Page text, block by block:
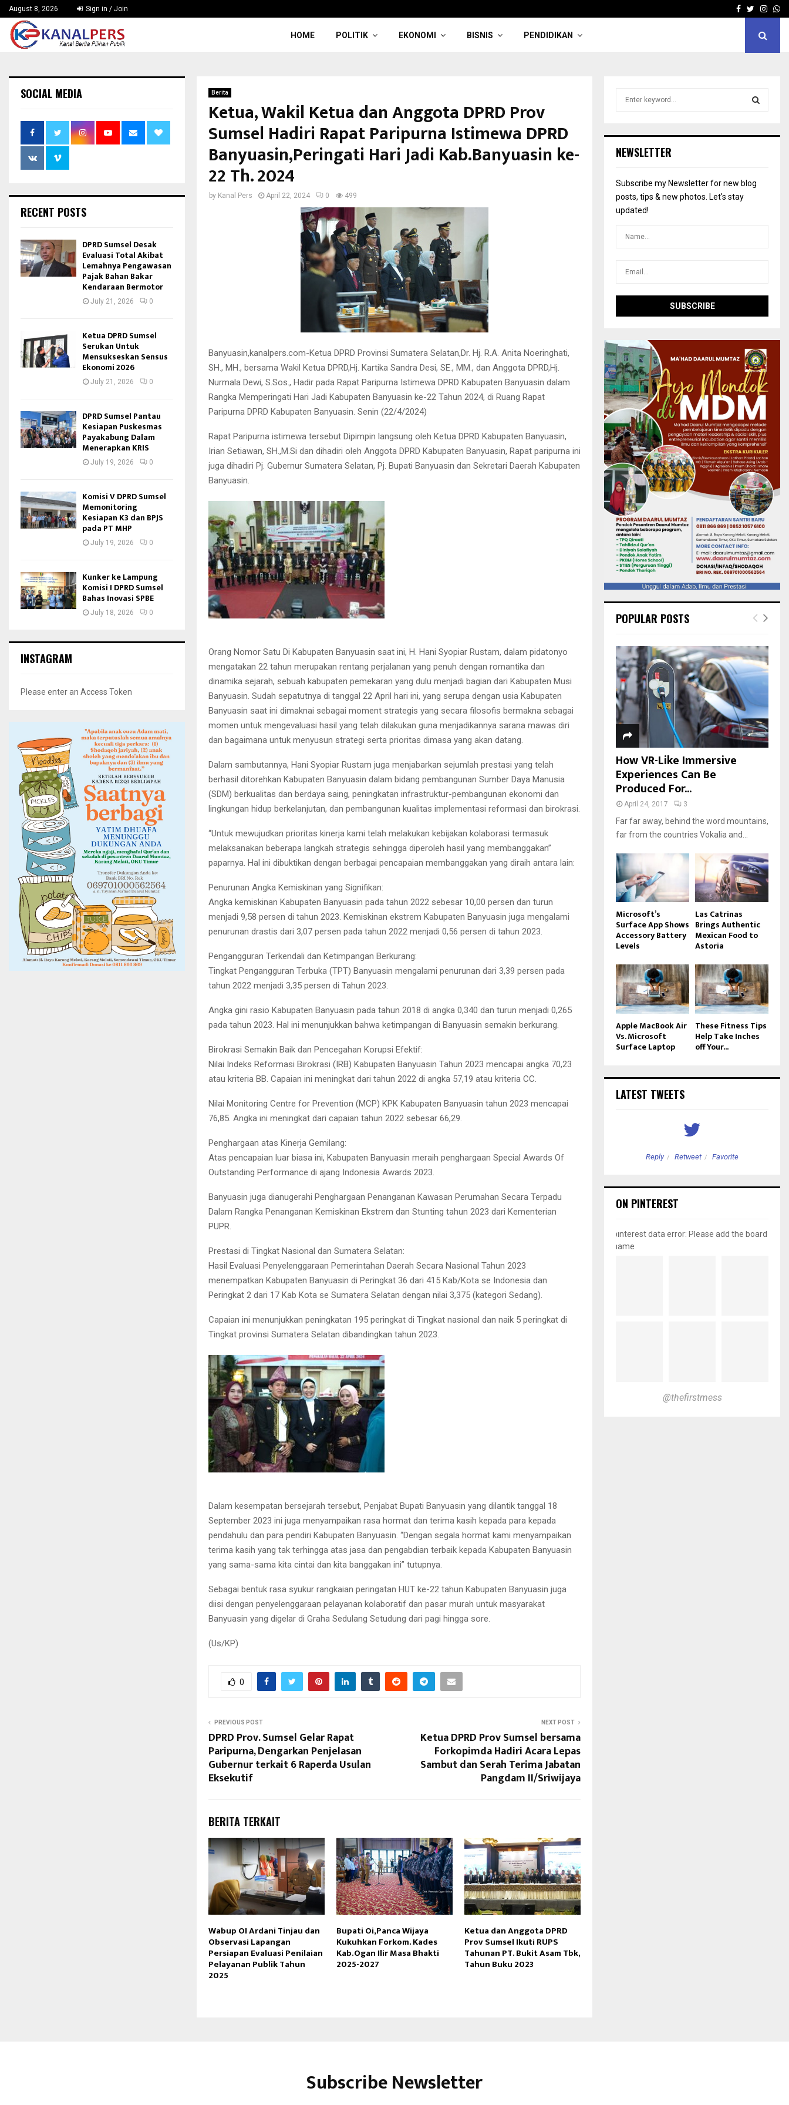
August 8, 2026 Sign in / Join Facebook
Twitter
HOME POLITIK EKONOMI BISNIS PENDIDIKAN
Berita
Ketua, Wakil Ketua dan Anggota DPRD Prov
Sumsel Hadiri Rapat Paripurna Istimewa DPRD
Banyuasin,Peringati Hari Jadi Kab.Banyuasin ke-
22 Th. 2024
by Kanal Pers April 22, 2024 0 499
Banyuasin,kanalpers.com-Ketua DPRD Provinsi Sumatera Selatan,Dr. Hj. R.A. Anita Noeringhati,
SH., MH., bersama Wakil Ketua DPRD,Hj. Kartika Sandra Desi, SE., MM., dan Anggota DPRD,Hj.
Nurmala Dewi, S.Sos., Hadir pada Rapat Paripurna Istimewa DPRD Kabupaten Banyuasin dalam
Rangka Memperingati Hari Jadi Kabupaten Banyuasin ke-22 Tahun 2024, di Ruang Rapat
Paripurna DPRD Kabupaten Banyuasin. Senin (22/4/2024)
Rapat Paripurna istimewa tersebut Dipimpin langsung oleh Ketua DPRD Kabupaten Banyuasin,
Irian Setiawan, SH.,M.Si dan dihadiri oleh Anggota DPRD Kabupaten Banyuasin, Rapat paripurna ini
juga dihadiri Pj. Gubernur Sumatera Selatan, Pj. Bupati Banyuasin dan Sekretari Daerah Kabupaten
Banyuasin.
Orang Nomor Satu Di Kabupaten Banyuasin saat ini, H. Hani Syopiar Rustam, dalam pidatonyo
mengatakan 22 tahun merupakan rentang perjalanan yang penuh dengan romantika dan
dinamika sejarah, sebuah kabupaten pemekaran yang dulu menjadi bagian dari Kabupaten Musi
Banyuasin. Sudah sepatutnya di tanggal 22 April hari ini, yang serupa dengan usia Kabupaten
Banyuasin saat ini dimaknai sebagai moment strategis yang secara filosofis bermakna sebagai
momen untuk mengevaluasi hasil yang telah dilakukan guna menjadikannya sarana mawas diri
dan bagaimana untuk menyusun strategi serta prioritas dimasa yang akan datang.
Dalam sambutannya, Hani Syopiar Rustam juga menjabarkan sejumlah prestasi yang telah
berhasil ditorehkan Kabupaten Banyuasin dalam bidang pembangunan Sumber Daya Manusia
(SDM) berkualitas dan berdaya saing, peningkatan infrastruktur-pembangunan ekonomi dan
lingkungan hidup berkelanjutan, dan pembangunan kualitas implementasi reformasi dan birokrasi.
“Untuk mewujudkan prioritas kinerja kami telah melakukan kebijakan kolaborasi termasuk
melaksanakan beberapa langkah strategis sehingga diperoleh hasil yang membanggakan”
paparnya. Hal ini dibuktikan dengan berbagai pencapaian membanggakan yang diraih antara lain:
Penurunan Angka Kemiskinan yang Signifikan:
Angka kemiskinan Kabupaten Banyuasin pada tahun 2022 sebesar 10,00 persen dan turun
menjadi 9,58 persen di tahun 2023. Kemiskinan ekstrem Kabupaten Banyuasin juga mengalami
penurunan drastis dari 3,07 persen pada tahun 2022 menjadi 0,56 persen di tahun 2023.
Pengangguran Terkendali dan Ketimpangan Berkurang:
Tingkat Pengangguran Terbuka (TPT) Banyuasin mengalami penurunan dari 3,39 persen pada
tahun 2022 menjadi 3,35 persen di Tahun 2023.
Angka gini rasio Kabupaten Banyuasin pada tahun 2018 di angka 0,340 dan turun menjadi 0,265
pada tahun 2023. Hal ini menunjukkan bahwa ketimpangan di Banyuasin semakin berkurang.
Birokrasi Semakin Baik dan Pencegahan Korupsi Efektif:
Nilai Indeks Reformasi Birokrasi (IRB) Kabupaten Banyuasin Tahun 2023 mencapai angka 70,23
atau kriteria BB. Capaian ini meningkat dari tahun 2022 di angka 57,19 atau kriteria CC.
Nilai Monitoring Centre for Prevention (MCP) KPK Kabupaten Banyuasin tahun 2023 mencapai
76,85. Angka ini meningkat dari capaian tahun 2022 sebesar 66,29.
Penghargaan atas Kinerja Gemilang:
Atas pencapaian luar biasa ini, Kabupaten Banyuasin meraih penghargaan Special Awards Of
Outstanding Performance di ajang Indonesia Awards 2023.
Banyuasin juga dianugerahi Penghargaan Penanganan Kawasan Perumahan Secara Terpadu
Dalam Rangka Penanganan Kemiskinan Ekstrem dan Stunting tahun 2023 dari Kementerian
PUPR.
Prestasi di Tingkat Nasional dan Sumatera Selatan:
Hasil Evaluasi Penyelenggaraan Pemerintahan Daerah Secara Nasional Tahun 2023
menempatkan Kabupaten Banyuasin di Peringkat 36 dari 415 Kab/Kota se Indonesia dan
Peringkat 2 dari 17 Kab Kota se Sumatera Selatan dengan nilai 3,375 (kategori Sedang).
Capaian ini menunjukkan peningkatan 195 peringkat di Tingkat nasional dan naik 5 peringkat di
Tingkat provinsi Sumatera Selatan dibandingkan tahun 2023.
Dalam kesempatan bersejarah tersebut, Penjabat Bupati Banyuasin yang dilantik tanggal 18
September 2023 ini juga menyampaikan rasa hormat dan terima kasih kepada para kepada
pendahulu dan para pendiri Kabupaten Banyuasin. “Dengan segala hormat kami menyampaikan
terima kasih yang tak terhingga atas jasa dan pengabdian terbaik kepada Kabupaten Banyuasin
yang sama-sama kita cintai dan kita banggakan ini” tutupnya.
Sebagai bentuk rasa syukur rangkaian peringatan HUT ke-22 tahun Kabupaten Banyuasin juga
diisi dengan penyelenggaraan pelayanan kolaboratif dan pasar murah untuk masyarakat
Banyuasin yang digelar di Graha Sedulang Setudung dari pagi hingga sore.
(Us/KP)
0
PREVIOUS POST
DPRD Prov. Sumsel Gelar Rapat
Paripurna, Dengarkan Penjelasan
Gubernur terkait 6 Raperda Usulan
Eksekutif
NEXT POST
Ketua DPRD Prov Sumsel bersama
Forkopimda Hadiri Acara Lepas
Sambut dan Serah Terima Jabatan
Pangdam II/Sriwijaya
BERITA TERKAIT
Wabup OI Ardani Tinjau dan
Observasi Lapangan
Persiapan Evaluasi Penilaian
Pelayanan Publik Tahun
2025
Bupati Oi,Panca Wijaya
Kukuhkan Forkom. Kades
Kab.Ogan Ilir Masa Bhakti
2025-2027
Ketua dan Anggota DPRD
Prov Sumsel Ikuti RUPS
Tahunan PT. Bukit Asam Tbk,
Tahun Buku 2023
SOCIAL MEDIA
RECENT POSTS
DPRD Sumsel Desak
Evaluasi Total Akibat
Lemahnya Pengawasan
Pajak Bahan Bakar
Kendaraan Bermotor
July 21, 2026 0
Ketua DPRD Sumsel
Serukan Untuk
Mensukseskan Sensus
Ekonomi 2026
July 21, 2026 0
DPRD Sumsel Pantau
Kesiapan Puskesmas
Payakabung Dalam
Menerapkan KRIS
July 19, 2026 0
Komisi V DPRD Sumsel
Memonitoring
Kesiapan K3 dan BPJS
pada PT MHP
July 19, 2026 0
Kunker ke Lampung
Komisi I DPRD Sumsel
Bahas Inovasi SPBE
July 18, 2026 0
INSTAGRAM
Please enter an Access Token
h
o
NEWSLETTER
Subscribe my Newsletter for new blog
posts, tips & new photos. Let's stay
updated!
POPULAR POSTS
How VR-Like Immersive
Experiences Can Be
Produced For...
April 24, 2017 3
Far far away, behind the word mountains,
far from the countries Vokalia and...
Microsoft’s
Surface App Shows
Accessory Battery
Levels
Las Catrinas
Brings Authentic
Mexican Food to
Astoria
Apple MacBook Air
Vs. Microsoft
Surface Laptop
These Fitness Tips
Help Take Inches
off Your...
LATEST TWEETS
Reply Retweet Favorite Reply Retweet Favorite Reply Retweet Favorite
ON PINTEREST
pinterest data error: Please add the board
name
@thefirstmess
Subscribe Newsletter